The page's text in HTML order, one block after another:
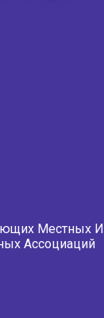
Местных И
Ассоциаций